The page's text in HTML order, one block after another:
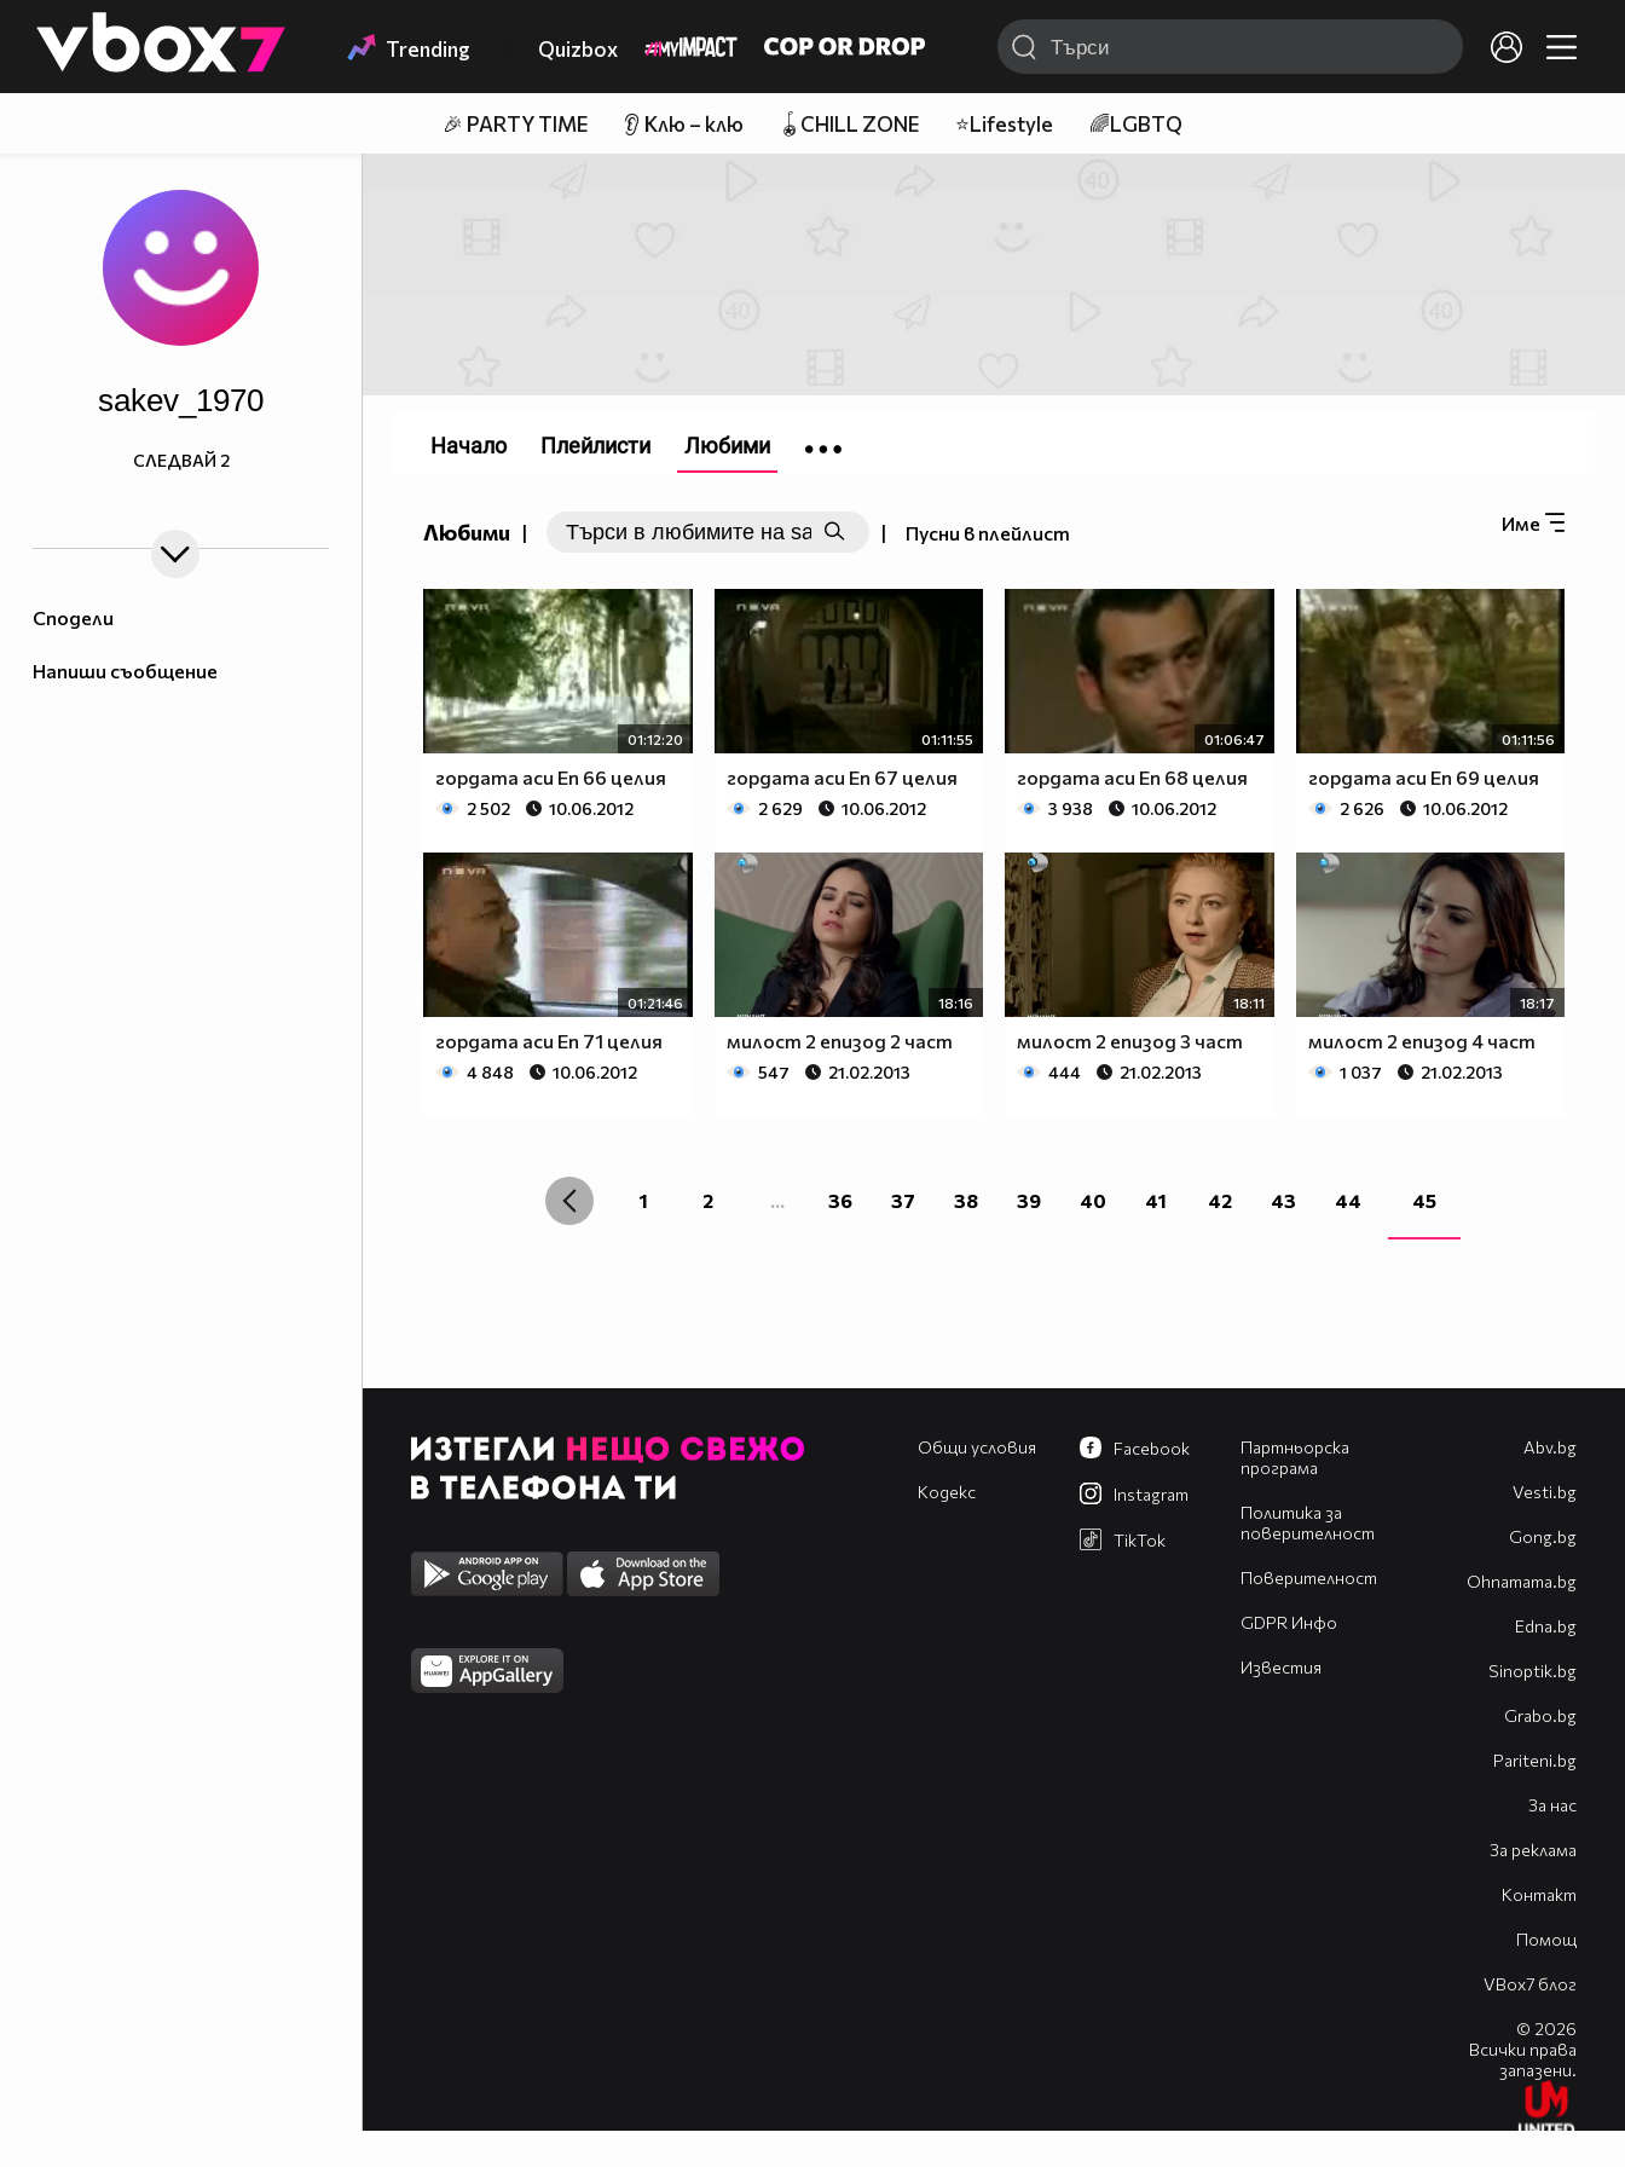
👾 Trending Quizbox
🎉 PARTY TIME 👂 Клю – клю 🪀CHILL ZONE ⭐Lifestyle 🌈LGBTQ
Сподели
Напиши съобщение
sakev_1970
СЛЕДВАЙ 2
Любими | | Пусни в плейлист Име
01:12:20
гордата аси Eп 66 целия
2 502 10.06.2012
01:11:55
гордата аси Eп 67 целия
2 629 10.06.2012
01:06:47
гордата аси Eп 68 целия
3 938 10.06.2012
01:11:56
гордата аси Eп 69 целия
2 626 10.06.2012
01:21:46
гордата аси Eп 71 целия
4 848 10.06.2012
18:16
милост 2 епизод 2 част
547 21.02.2013
18:11
милост 2 епизод 3 част
444 21.02.2013
18:17
милост 2 епизод 4 част
1 037 21.02.2013
1 2 ... 36 37 38 39 40 41 42 43 44 45
Начало Плейлисти Любими
Общи условия
Кодекс
Партньорска
програма
Политика за
поверителност
Поверителност
GDPR Инфо
Известия
Facebook
Instagram
TikTok
Abv.bg
Vesti.bg
Gong.bg
Оhnamama.bg
Edna.bg
Sinoptik.bg
Grabo.bg
Pariteni.bg
За нас
За реклама
Контакт
Помощ
VBox7 блог
© 2026
Всички права
запазени.